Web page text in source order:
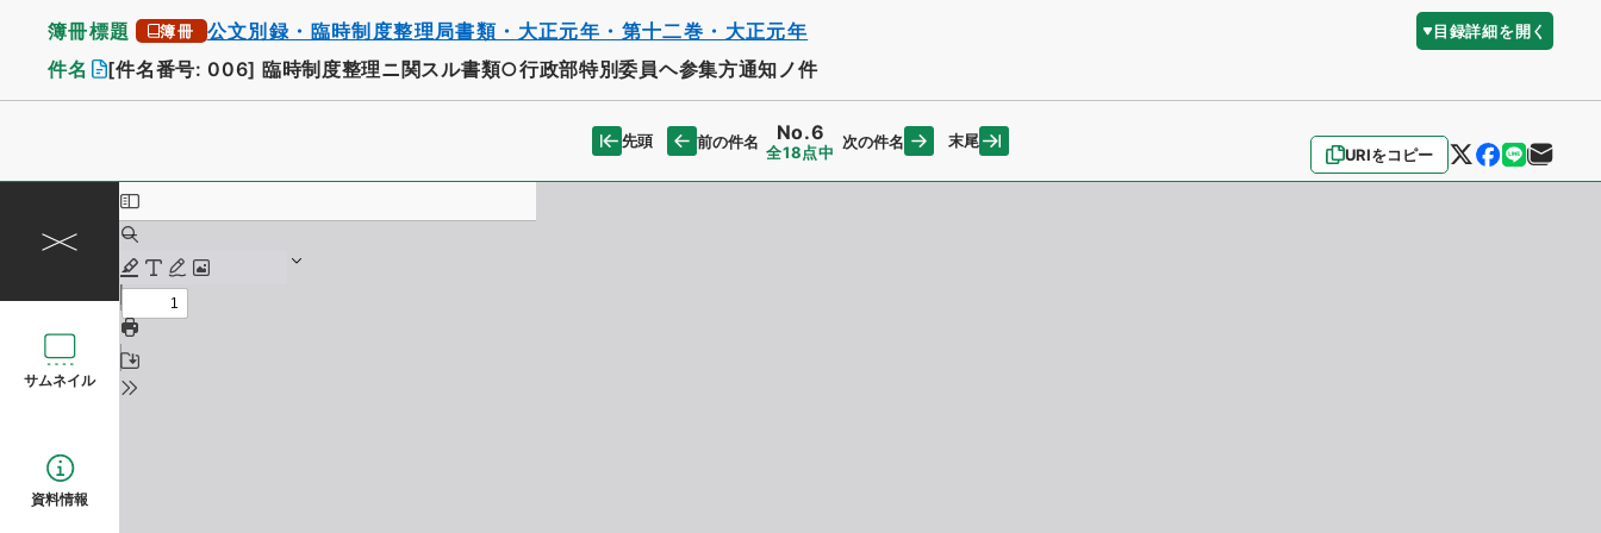
簿冊標題 簿冊 公文別録・臨時制度整理局書類・大正元年・第十二巻・大正元年 目録詳細を開く
件名 [件名番号: 006] 臨時制度整理ニ関スル書類○行政部特別委員ヘ参集方通知ノ件
URIをコピー
先頭 前の件名 No.6
全18点中
次の件名 末尾
サムネイル
資料情報